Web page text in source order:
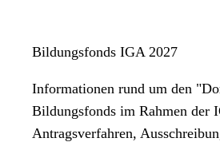
Bildungsfonds IGA 2027
Informationen rund um den
Bildungsfonds im Rahmen der
Antragsverfahren,